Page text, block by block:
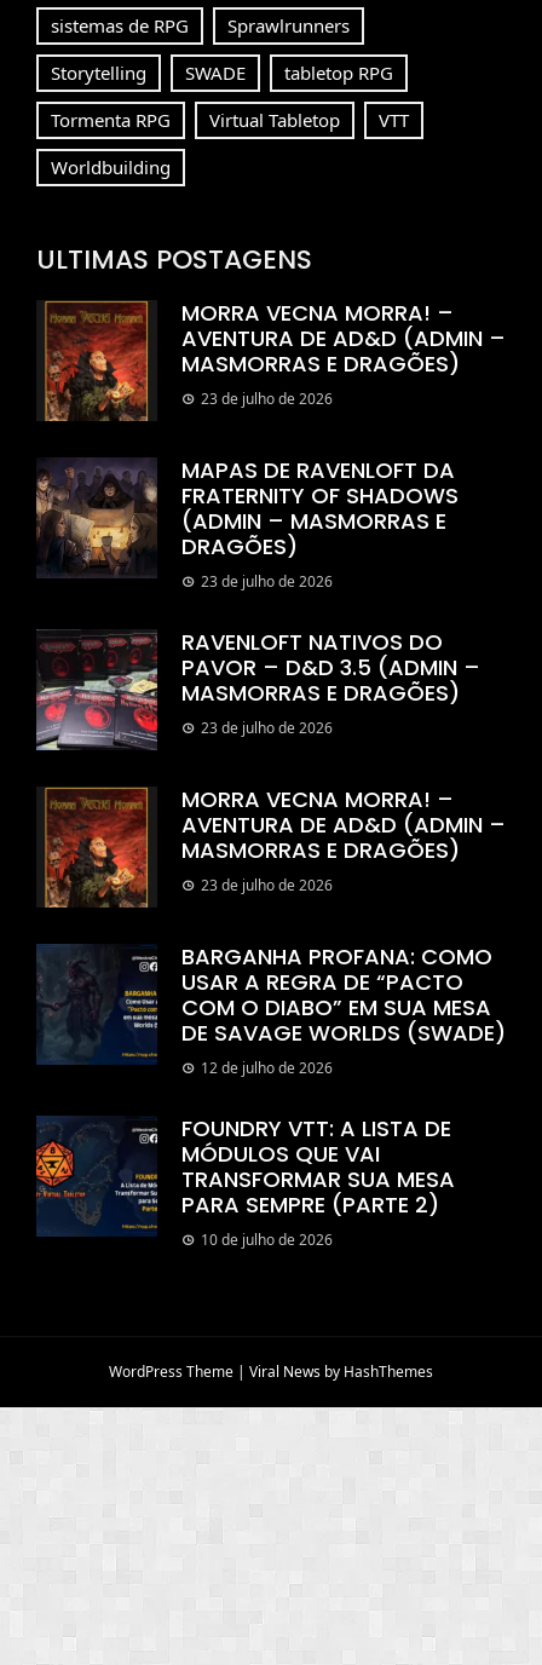
sistemas de RPG
Sprawlrunners
Storytelling
SWADE
tabletop RPG
Tormenta RPG
Virtual Tabletop
VTT
Worldbuilding
ULTIMAS POSTAGENS
MORRA VECNA MORRA! –
AVENTURA DE AD&D (ADMIN –
MASMORRAS E DRAGÕES)
23 de julho de 2026
MAPAS DE RAVENLOFT DA
FRATERNITY OF SHADOWS
(ADMIN – MASMORRAS E
DRAGÕES)
23 de julho de 2026
RAVENLOFT NATIVOS DO
PAVOR – D&D 3.5 (ADMIN –
MASMORRAS E DRAGÕES)
23 de julho de 2026
MORRA VECNA MORRA! –
AVENTURA DE AD&D (ADMIN –
MASMORRAS E DRAGÕES)
23 de julho de 2026
BARGANHA PROFANA: COMO
USAR A REGRA DE “PACTO
COM O DIABO” EM SUA MESA
DE SAVAGE WORLDS (SWADE)
12 de julho de 2026
FOUNDRY VTT: A LISTA DE
MÓDULOS QUE VAI
TRANSFORMAR SUA MESA
PARA SEMPRE (PARTE 2)
10 de julho de 2026
WordPress Theme | Viral News by HashThemes